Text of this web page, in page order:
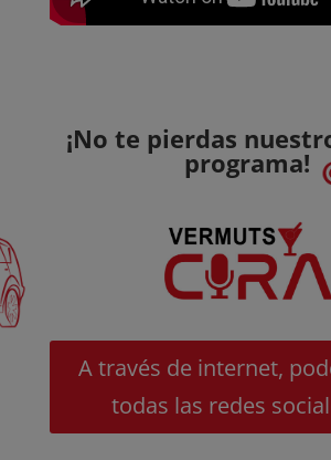
¡No te pierdas
programa!
A través de internet,
todas las redes